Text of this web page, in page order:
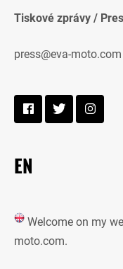
Tiskové zprávy /
press@eva-moto.com
EN
Welcome on my
moto.com.